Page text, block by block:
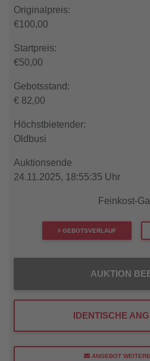
Originalpreis:
€100,00
Startpreis:
€50,00
Gebotsstand:
€ 82,00
Höchstbietender:
Oldbusi
Auktionsende
24.11.2025, 18:55:35 Uhr
Feinkost-
GEBOTSVERLAUF
AUKTION
IDENTISCHE
ANGEBOT